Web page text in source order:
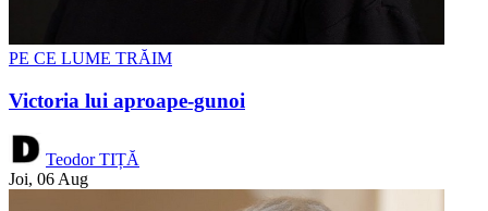
PE CE LUME TRĂIM
Victoria lui aproape-gunoi
Teodor TIȚĂ
Joi, 06 Aug